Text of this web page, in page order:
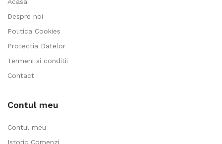
Despre noi
Politica Cookies
Protectia Datelor
Termeni si conditii
Contact
Contul meu
Contul meu
Istoric Comenzi